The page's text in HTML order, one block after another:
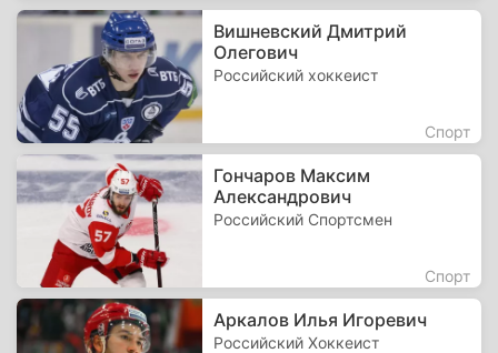
Вишневский Дмитрий
Олегович
Российский хоккеист
Спорт
Гончаров Максим
Александрович
Российский Спортсмен
Спорт
Аркалов Илья Игоревич
Российский Хоккеист